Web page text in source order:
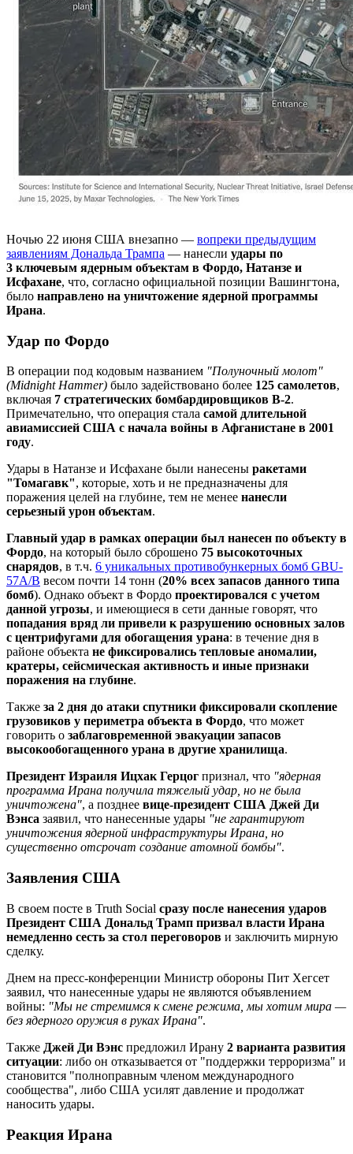
Ночью 22 июня США внезапно — вопреки предыдущим
заявлениям Дональда Трампа — нанесли удары по
3 ключевым ядерным объектам в Фордо, Натанзе и
Исфахане, что, согласно официальной позиции Вашингтона,
было направлено на уничтожение ядерной программы
Ирана.
Удар по Фордо
В операции под кодовым названием "Полуночный молот"
(Midnight Hammer) было задействовано более 125 самолетов,
включая 7 стратегических бомбардировщиков B-2.
Примечательно, что операция стала самой длительной
авиамиссией США с начала войны в Афганистане в 2001
году.
Удары в Натанзе и Исфахане были нанесены ракетами
"Томагавк", которые, хоть и не предназначены для
поражения целей на глубине, тем не менее нанесли
серьезный урон объектам.
Главный удар в рамках операции был нанесен по объекту в
Фордо, на который было сброшено 75 высокоточных
снарядов, в т.ч. 6 уникальных противобункерных бомб GBU-
57A/B весом почти 14 тонн (20% всех запасов данного типа
бомб). Однако объект в Фордо проектировался с учетом
данной угрозы, и имеющиеся в сети данные говорят, что
попадания вряд ли привели к разрушению основных залов
с центрифугами для обогащения урана: в течение дня в
районе объекта не фиксировались тепловые аномалии,
кратеры, сейсмическая активность и иные признаки
поражения на глубине.
Также за 2 дня до атаки спутники фиксировали скопление
грузовиков у периметра объекта в Фордо, что может
говорить о заблаговременной эвакуации запасов
высокообогащенного урана в другие хранилища.
Президент Израиля Ицхак Герцог признал, что "ядерная
программа Ирана получила тяжелый удар, но не была
уничтожена", а позднее вице-президент США Джей Ди
Вэнса заявил, что нанесенные удары "не гарантируют
уничтожения ядерной инфраструктуры Ирана, но
существенно отсрочат создание атомной бомбы".
Заявления США
В своем посте в Truth Social сразу после нанесения ударов
Президент США Дональд Трамп призвал власти Ирана
немедленно сесть за стол переговоров и заключить мирную
сделку.
Днем на пресс-конференции Министр обороны Пит Хегсет
заявил, что нанесенные удары не являются объявлением
войны: "Мы не стремимся к смене режима, мы хотим мира —
без ядерного оружия в руках Ирана".
Также Джей Ди Вэнс предложил Ирану 2 варианта развития
ситуации: либо он отказывается от "поддержки терроризма" и
становится "полноправным членом международного
сообщества", либо США усилят давление и продолжат
наносить удары.
Реакция Ирана